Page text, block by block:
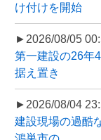
け付けを開始
►2026/08/05
第一建設の26年
据え置き
►2026/08/04
建設現場の過酷